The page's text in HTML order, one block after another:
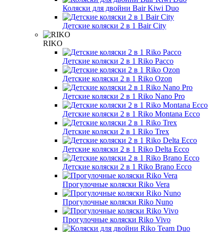
Коляски для двойни Bair Kiwi Duo
Детские коляски 2 в 1 Bair City
RIKO
Детские коляски 2 в 1 Riko Pacco
Детские коляски 2 в 1 Riko Ozon
Детские коляски 2 в 1 Riko Nano Pro
Детские коляски 2 в 1 Riko Montana Ecco
Детские коляски 2 в 1 Riko Trex
Детские коляски 2 в 1 Riko Delta Ecco
Детские коляски 2 в 1 Riko Brano Ecco
Прогулочные коляски Riko Vera
Прогулочные коляски Riko Nuno
Прогулочные коляски Riko Vivo